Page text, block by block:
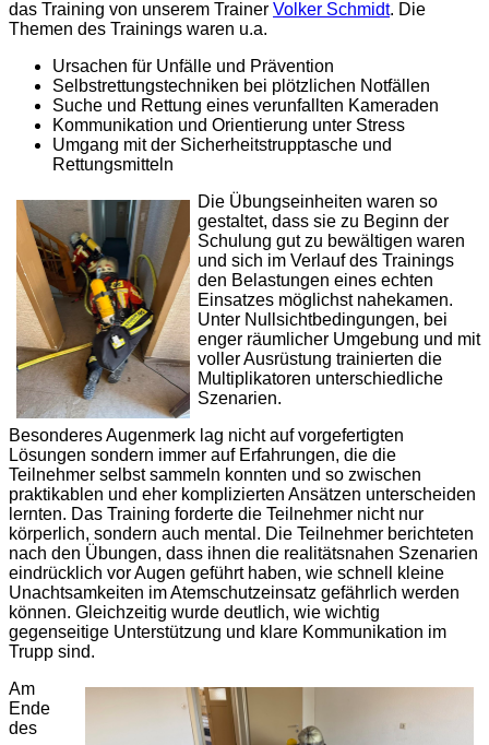
das Training von unserem Trainer Volker Schmidt. Die
Themen des Trainings waren u.a.
Ursachen für Unfälle und Prävention
Selbstrettungstechniken bei plötzlichen Notfällen
Suche und Rettung eines verunfallten Kameraden
Kommunikation und Orientierung unter Stress
Umgang mit der Sicherheitstrupptasche und
Rettungsmitteln
Die Übungseinheiten waren so
gestaltet, dass sie zu Beginn der
Schulung gut zu bewältigen waren
und sich im Verlauf des Trainings
den Belastungen eines echten
Einsatzes möglichst nahekamen.
Unter Nullsichtbedingungen, bei
enger räumlicher Umgebung und mit
voller Ausrüstung trainierten die
Multiplikatoren unterschiedliche
Szenarien.
Besonderes Augenmerk lag nicht auf vorgefertigten
Lösungen sondern immer auf Erfahrungen, die die
Teilnehmer selbst sammeln konnten und so zwischen
praktikablen und eher komplizierten Ansätzen unterscheiden
lernten. Das Training forderte die Teilnehmer nicht nur
körperlich, sondern auch mental. Die Teilnehmer berichteten
nach den Übungen, dass ihnen die realitätsnahen Szenarien
eindrücklich vor Augen geführt haben, wie schnell kleine
Unachtsamkeiten im Atemschutzeinsatz gefährlich werden
können. Gleichzeitig wurde deutlich, wie wichtig
gegenseitige Unterstützung und klare Kommunikation im
Trupp sind.
Am
Ende
des